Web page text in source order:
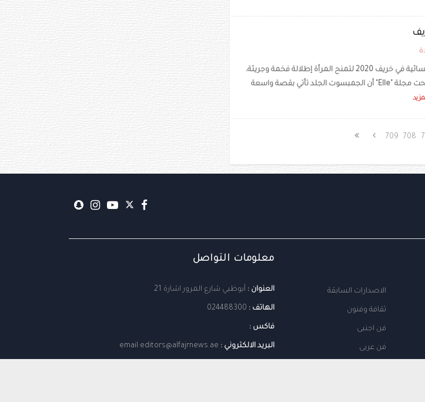
تمثل الجمبسوت الجلد نجمة الموضة النسائية في خريف 2020 لتمنح المرأة إطلالة فخمة وجريئة،
إلى جانب طابعها العملي والمريح. وأوضحت مجلة "Elle" أن الجمبسوت الجلد تأتي بقصة واسعة
708
709
الاصدارات السابقة
ثقافة وفنون
فن اجنبى
فن عربى
معلومات التواصل
العنوان : أبوظبي شارع المرور اشارة 21
الهاتف : 024488300
فاكس :
البريد الالكتروني : email:editors@alfajrnews.ae